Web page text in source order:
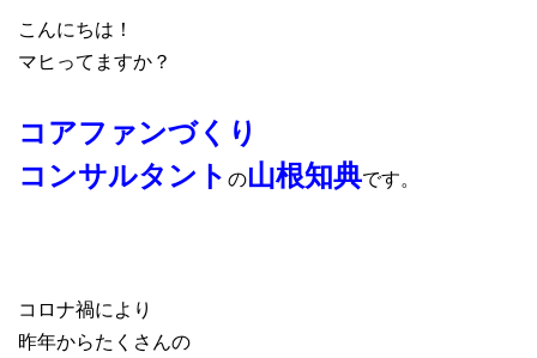
こんにちは！
マヒってますか？
コアファンづくり
コンサルタント の山根知典です。
コロナ禍により
昨年からたくさんの